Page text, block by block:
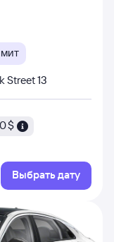
Street 13
$
Выбрать дату